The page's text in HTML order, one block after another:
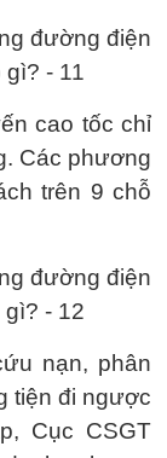
cao tốc chỉ
Các phương
trên 9 chỗ
nạn, phân
tiện đi ngược
Cục CSGT